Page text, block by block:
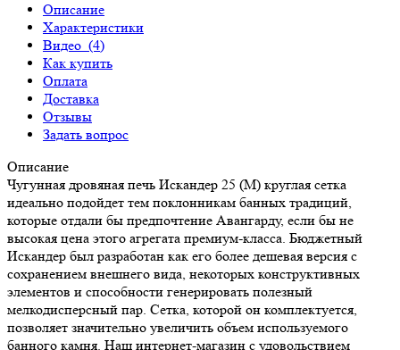
Описание
Характеристики
Видео (4)
Как купить
Оплата
Доставка
Отзывы
Задать вопрос
Описание
Чугунная дровяная печь Искандер 25 (М) круглая сетка
идеально подойдет тем поклонникам банных традиций,
которые отдали бы предпочтение Авангарду, если бы не
высокая цена этого агрегата премиум-класса. Бюджетный
Искандер был разработан как его более дешевая версия с
сохранением внешнего вида, некоторых конструктивных
элементов и способности генерировать полезный
мелкодисперсный пар. Сетка, которой он комплектуется,
позволяет значительно увеличить объем используемого
банного камня. Наш интернет-магазин с удовольствием